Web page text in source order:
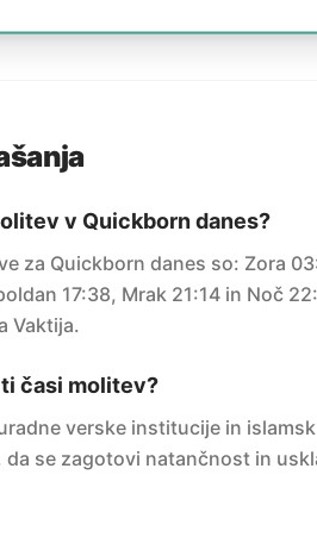
v Quickborn danes?
za Quickborn danes so: Zora
17:38, Mrak 21:14 in Noč
Vaktija.
časi molitev?
verske institucije in
da se zagotovi natančnost in